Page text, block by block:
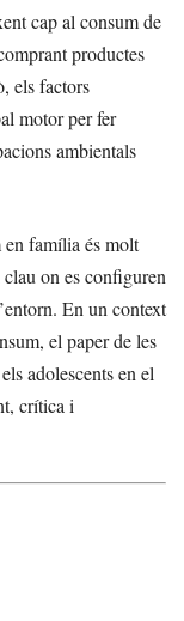
cap al consum de
productes
els factors
motor per fer
ambientals
família és molt
on es configuren
En un context
el paper de les
adolescents en el
crítica i